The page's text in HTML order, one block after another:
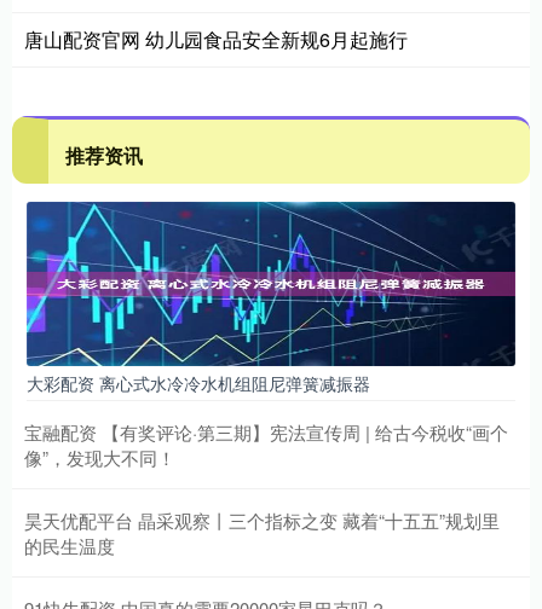
唐山配资官网 幼儿园食品安全新规6月起施行
推荐资讯
大彩配资 离心式水冷冷水机组阻尼弹簧减振器
宝融配资 【有奖评论·第三期】宪法宣传周 | 给古今税收“画个
像”，发现大不同！
昊天优配平台 晶采观察丨三个指标之变 藏着“十五五”规划里
的民生温度